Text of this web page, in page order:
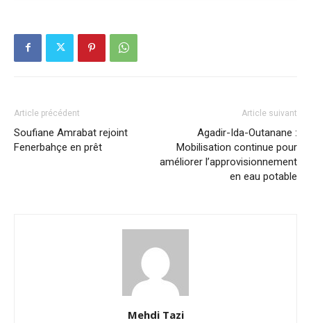
Article précédent
Soufiane Amrabat rejoint
Fenerbahçe en prêt
Article suivant
Agadir-Ida-Outanane :
Mobilisation continue pour
améliorer l’approvisionnement
en eau potable
Mehdi Tazi